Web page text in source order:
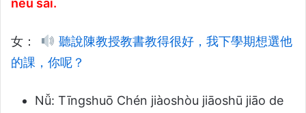
nếu sai.
女：
聽說陳教授教書教得很好，我下學期想選他
的課，你呢？
Nǚ: Tīngshuō Chén jiàoshòu jiāoshū jiāo de